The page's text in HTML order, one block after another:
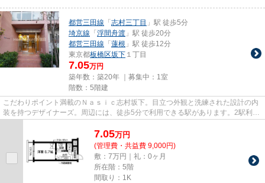
都営三田線 「 志村三丁目 」駅 徒歩5分
埼京線 「 浮間舟渡 」駅 徒歩20分
都営三田線 「 蓮根 」駅 徒歩12分
東京都板橋区坂下 １丁目
7.05万円
築年数：築20年 ｜募集中： 1室
階数：5階建
こだわりポイント満載のＮａｓｉｃ志村坂下。目立つ外観と洗練された設計の内
装を持つデザイナーズ。周辺には、徒歩5分で利用できる駅があります。2駅利用
7.05万円
(管理費・共益費 9,000円)
敷：7万円｜礼：0ヶ月
所在階：5階
間取り：1K